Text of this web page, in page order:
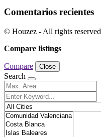
Comentarios recientes
© Houzez - All rights reserved
Compare listings
Compare Close
Search